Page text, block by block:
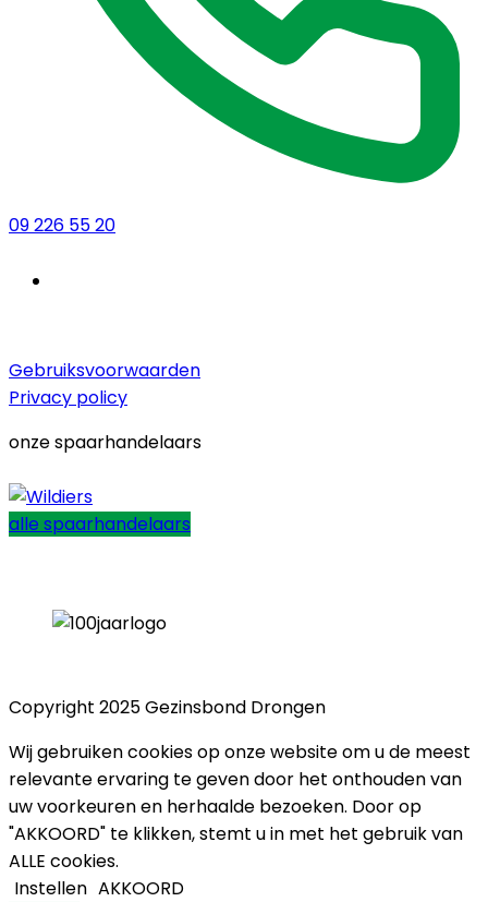
09 226 55 20
Gebruiksvoorwaarden
Privacy policy
onze spaarhandelaars
alle spaarhandelaars
Copyright 2025 Gezinsbond Drongen
Wij gebruiken cookies op onze website om u de meest
relevante ervaring te geven door het onthouden van
uw voorkeuren en herhaalde bezoeken. Door op
"AKKOORD" te klikken, stemt u in met het gebruik van
ALLE cookies.
Instellen AKKOORD